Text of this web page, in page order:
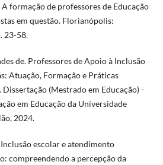
formação de professores de Educação
em questão. Florianópolis:
23-58.
de. Professores de Apoio à Inclusão
Atuação, Formação e Práticas
Dissertação (Mestrado em Educação) -
em Educação da Universidade
2024.
escolar e atendimento
compreendendo a percepção da